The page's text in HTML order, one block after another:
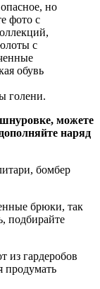
но
фото с
с
обувь
голени.
можете
наряд
бомбер
брюки, так
подбирайте
из гардеробов
продумать